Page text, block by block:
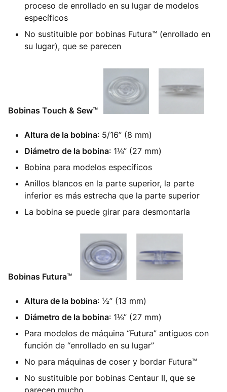
proceso de enrollado en su lugar de modelos
específicos
No sustituible por bobinas Futura™ (enrollado en
su lugar), que se parecen
Bobinas Touch & Sew™
Altura de la bobina: 5/16” (8 mm)
Diámetro de la bobina: 1⅛” (27 mm)
Bobina para modelos específicos
Anillos blancos en la parte superior, la parte
inferior es más estrecha que la parte superior
La bobina se puede girar para desmontarla
Bobinas Futura™
Altura de la bobina: ½” (13 mm)
Diámetro de la bobina: 1⅛” (27 mm)
Para modelos de máquina “Futura” antiguos con
función de “enrollado en su lugar”
No para máquinas de coser y bordar Futura™
No sustituible por bobinas Centaur II, que se
parecen mucho